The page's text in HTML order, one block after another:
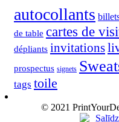
autocollants
de table cartes de
dépliants invitations
prospectus signets
tags toile
© 2021